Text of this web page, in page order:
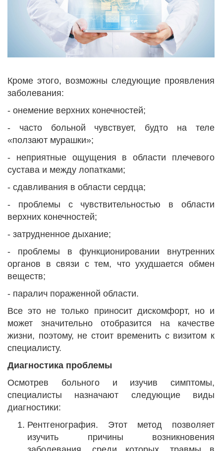
Кроме этого, возможны следующие проявления
заболевания:
- онемение верхних конечностей;
- часто больной чувствует, будто на теле
«ползают мурашки»;
- неприятные ощущения в области плечевого
сустава и между лопатками;
- сдавливания в области сердца;
- проблемы с чувствительностью в области
верхних конечностей;
- затрудненное дыхание;
- проблемы в функционировании внутренних
органов в связи с тем, что ухудшается обмен
веществ;
- паралич пораженной области.
Все это не только приносит дискомфорт, но и
может значительно отобразится на качестве
жизни, поэтому, не стоит временить с визитом к
специалисту.
Диагностика проблемы
Осмотрев больного и изучив симптомы,
специалисты назначают следующие виды
диагностики:
Рентгенография. Этот метод позволяет
изучить причины возникновения